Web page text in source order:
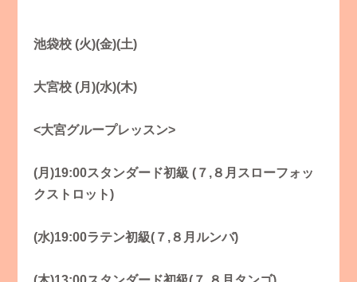
池袋校 (火)(金)(土)
大宮校 (月)(水)(木)
<大宮グループレッスン>
(月)19:00スタンダード初級 (７,８月スローフォッ
クストロット)
(水)19:00ラテン初級(７,８月ルンバ)